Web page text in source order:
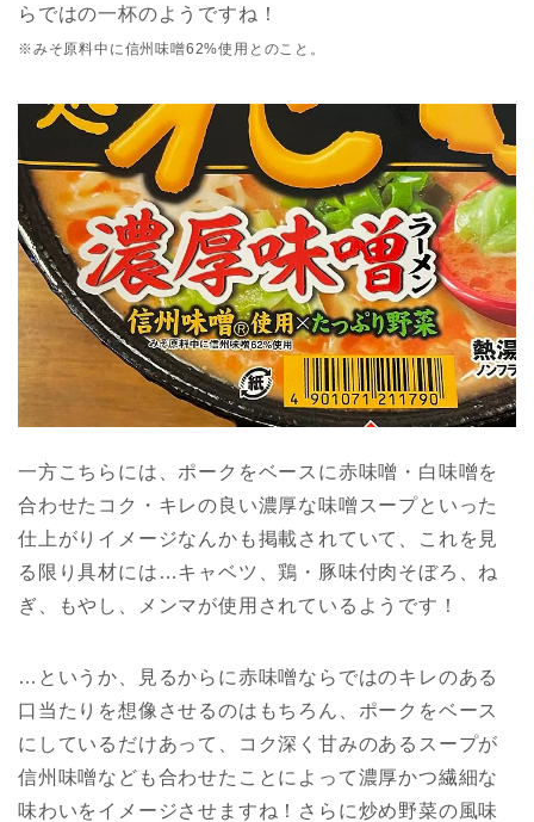
らではの一杯のようですね！
※みそ原料中に信州味噌62%使用とのこと。
一方こちらには、ポークをベースに赤味噌・白味噌を
合わせたコク・キレの良い濃厚な味噌スープといった
仕上がりイメージなんかも掲載されていて、これを見
る限り具材には…キャベツ、鶏・豚味付肉そぼろ、ね
ぎ、もやし、メンマが使用されているようです！
…というか、見るからに赤味噌ならではのキレのある
口当たりを想像させるのはもちろん、ポークをベース
にしているだけあって、コク深く甘みのあるスープが
信州味噌なども合わせたことによって濃厚かつ繊細な
味わいをイメージさせますね！さらに炒め野菜の風味